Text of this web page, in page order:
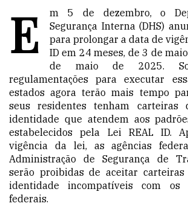
E
m 5 de dezembro, o
Segurança Interna (DHS)
para prolongar a data de
ID em 24 meses, de 3 de
de maio de 2025.
regulamentações para executar
estados agora terão mais tempo
seus residentes tenham carteiras
identidade que atendem aos
estabelecidos pela Lei REAL ID.
vigência da lei, as agências
Administração de Segurança de
serão proibidas de aceitar
identidade incompatíveis com os
federais.